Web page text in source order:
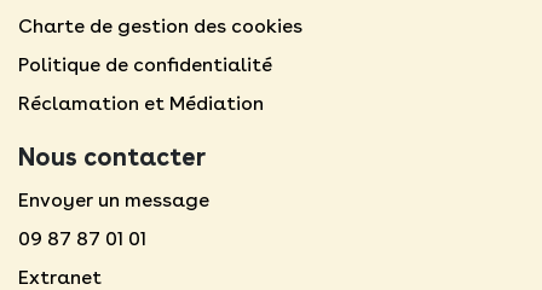
Charte de gestion des cookies
Politique de confidentialité
Réclamation et Médiation
Nous contacter
Envoyer un message
09 87 87 01 01
Extranet